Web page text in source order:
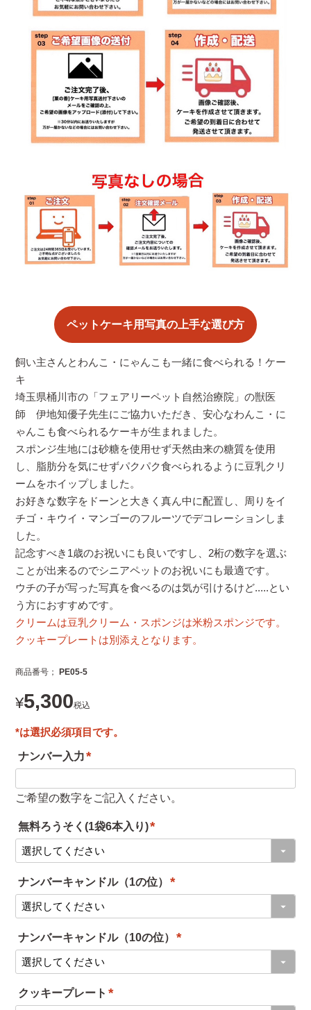
ペットケーキ用写真の上手な選び方
飼い主さんとわんこ・にゃんこも一緒に食べられる！ケー
キ
埼玉県桶川市の「フェアリーペット自然治療院」の獣医
師 伊地知優子先生にご協力いただき、安心なわんこ・に
ゃんこも食べられるケーキが生まれました。
スポンジ生地には砂糖を使用せず天然由来の糖質を使用
し、脂肪分を気にせずパクパク食べられるように豆乳クリ
ームをホイップしました。
お好きな数字をドーンと大きく真ん中に配置し、周りをイ
チゴ・キウイ・マンゴーのフルーツでデコレーションしま
した。
記念すべき1歳のお祝いにも良いですし、2桁の数字を選ぶ
ことが出来るのでシニアペットのお祝いにも最適です。
ウチの子が写った写真を食べるのは気が引けるけど.....とい
う方におすすめです。
クリームは豆乳クリーム・スポンジは米粉スポンジです。
クッキープレートは別添えとなります。
商品番号 PE05-5
¥5,300税込
ナンバー入力
必
)
ご希望の数字をご記入ください。
無料ろうそく(1袋6本入り)
必
須
ナンバーキャンドル（1の位）
必
須
ナンバーキャンドル（10の位）
必
クッキープレート